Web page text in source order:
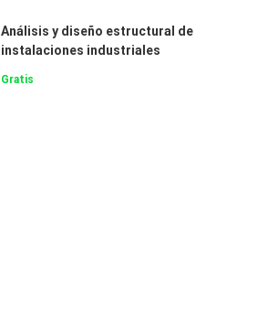
Análisis y diseño estructural de
instalaciones industriales
Gratis